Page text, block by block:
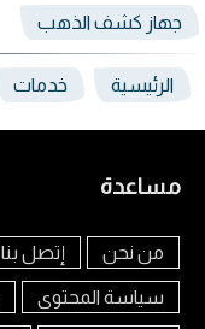
جهاز كشف الذهب
الرئيسية خدمات
مساعدة
من نحن إتصل بنا
سياسة المحتوى